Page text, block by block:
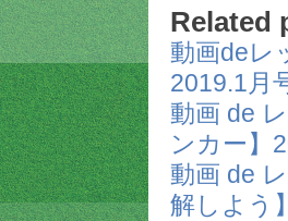
Related
動画deレ
2019.1月
動画 de
ンカー】
動画 de
解しよう